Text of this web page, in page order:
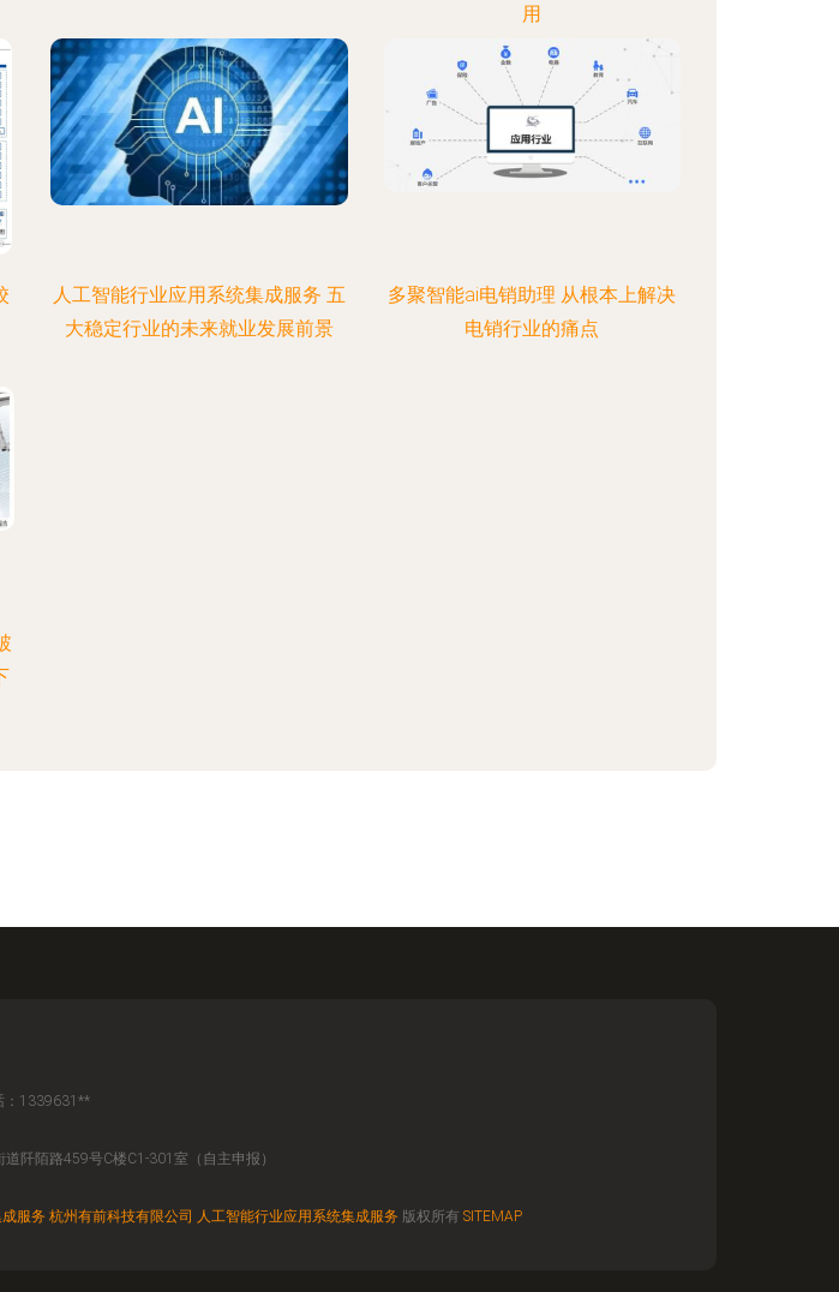
用
人工智能行业应用系统集成服务 五
大稳定行业的未来就业发展前景
多聚智能ai电销助理 从根本上解决
电销行业的痛点
：1339631**
阡陌路459号C楼C1-301室（自主申报）
服务 杭州有前科技有限公司 人工智能行业应用系统集成服务 版权所有 SITEMAP